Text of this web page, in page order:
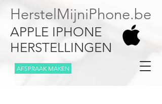
HerstelMijniPhone.be
APPLE IPHONE
HERSTELLINGEN
AFSPRAAK MAKEN